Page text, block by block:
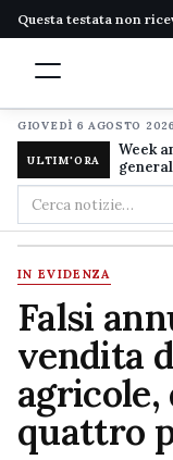
Questa testata non
GIOVEDÌ 6 AGOSTO 2026
ULTIM'ORA
Week
Cerca
nel
sito
IN EVIDENZA
Falsi
vendita
agricole,
quattro